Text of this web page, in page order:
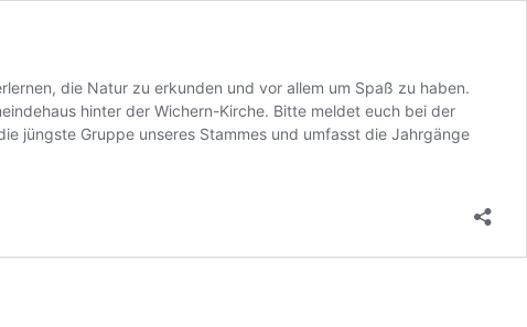
die Natur zu erkunden und vor allem um Spaß zu haben.
hinter der Wichern-Kirche. Bitte meldet euch bei der
jüngste Gruppe unseres Stammes und umfasst die Jahrgänge